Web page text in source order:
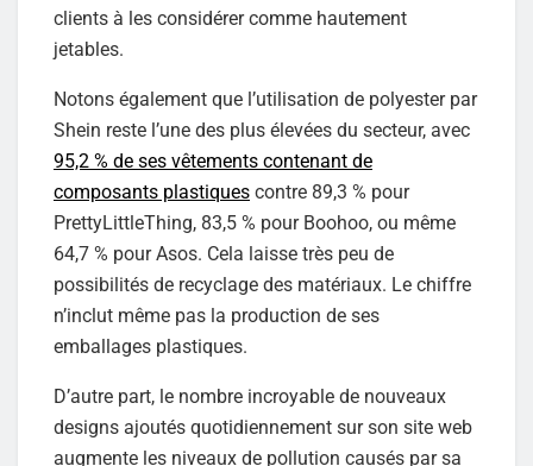
clients à les considérer comme hautement
jetables.
Notons également que l’utilisation de polyester par
Shein reste l’une des plus élevées du secteur, avec
95,2 % de ses vêtements contenant de
composants plastiques contre 89,3 % pour
PrettyLittleThing, 83,5 % pour Boohoo, ou même
64,7 % pour Asos. Cela laisse très peu de
possibilités de recyclage des matériaux. Le chiffre
n’inclut même pas la production de ses
emballages plastiques.
D’autre part, le nombre incroyable de nouveaux
designs ajoutés quotidiennement sur son site web
augmente les niveaux de pollution causés par sa